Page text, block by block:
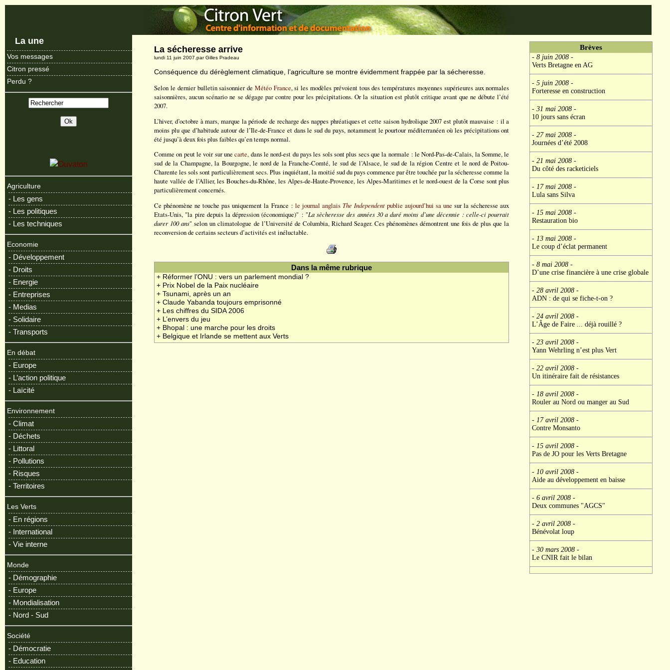
La une
Vos messages
Citron pressé
Perdu ?
Agriculture
- Les gens
- Les politiques
- Les techniques
Economie
- Développement
- Droits
- Energie
- Entreprises
- Medias
- Solidaire
- Transports
En débat
- Europe
- L’action politique
- Laïcité
Environnement
- Climat
- Déchets
- Littoral
- Pollutions
- Risques
- Territoires
Les Verts
- En régions
- International
- Vie interne
Monde
- Démographie
- Europe
- Mondialisation
- Nord - Sud
Société
- Démocratie
- Education
La sécheresse arrive
lundi 11 juin 2007.par Gilles Pradeau
Conséquence du dérèglement climatique, l’agriculture se montre évidemment frappée par la sécheresse.
Selon le dernier bulletin saisonnier de Météo France, si les modèles prévoient tous des températures moyennes supérieures aux normales
saisonnières, aucun scénario ne se dégage par contre pour les précipitations. Or la situation est plutôt critique avant que ne débute l’été
2007.
L’hiver, d’octobre à mars, marque la période de recharge des nappes phréatiques et cette saison hydrolique 2007 est plutôt mauvaise : il a
moins plu que d’habitude autour de l’Ile-de-France et dans le sud du pays, notamment le pourtour méditerranéen où les précipitations ont
été jusqu’à deux fois plus faibles qu’en temps normal.
Comme on peut le voir sur unecarte, dans le nord-est du pays les sols sont plus secs que la normale : le Nord-Pas-de-Calais, la Somme, le
sud de la Champagne, la Bourgogne, le nord de la Franche-Comté, le sud de l’Alsace, le sud de la région Centre et le nord de Poitou-
Charente les sols sont particulièrement secs. Plus inquiétant, la moitié sud du pays commence par être touchée par la sécheresse comme la
haute vallée de l’Allier, les Bouches-du-Rhône, les Alpes-de-Haute-Provence, les Alpes-Maritimes et le nord-ouest de la Corse sont plus
particulièrement concernés.
Ce phénomène ne touche pas uniquement la France : le journal anglais The Independentpublie aujourd’hui sa une sur la sécheresse aux
Etats-Unis, "la pire depuis la dépression (économique)" : "La sècheresse des années 30 a duré moins d’une décennie : celle-ci pourrait
durer 100 ans" selon un climatologue de l’Université de Columbia, Richard Seager. Ces phénomènes démontrent une fois de plus que la
reconversion de certains secteurs d’activités est inéluctable.
Dans la même rubrique
+ Réformer l’ONU : vers un parlement mondial ?
+ Prix Nobel de la Paix nucléaire
+ Tsunami, après un an
+ Claude Yabanda toujours emprisonné
+ Les chiffres du SIDA 2006
+ L’envers du jeu
+ Bhopal : une marche pour les droits
+ Belgique et Irlande se mettent aux Verts
Brèves
- 8 juin 2008-
Verts Bretagne en AG
- 5 juin 2008-
Forteresse en construction
- 31 mai 2008-
10 jours sans écran
- 27 mai 2008-
Journées d’été 2008
- 21 mai 2008-
Du côté des racketiciels
- 17 mai 2008-
Lula sans Silva
- 15 mai 2008-
Restauration bio
- 13 mai 2008-
Le coup d’éclat permanent
- 8 mai 2008-
D’une crise financière à une crise globale
- 28 avril 2008-
ADN : de qui se fiche-t-on ?
- 24 avril 2008-
L’Âge de Faire ... déjà rouillé ?
- 23 avril 2008-
Yann Wehrling n’est plus Vert
- 22 avril 2008-
Un itinéraire fait de résistances
- 18 avril 2008-
Rouler au Nord ou manger au Sud
- 17 avril 2008-
Contre Monsanto
- 15 avril 2008-
Pas de JO pour les Verts Bretagne
- 10 avril 2008-
Aide au développement en baisse
- 6 avril 2008-
Deux communes "AGCS"
- 2 avril 2008-
Bénévolat loup
- 30 mars 2008-
Le CNIR fait le bilan